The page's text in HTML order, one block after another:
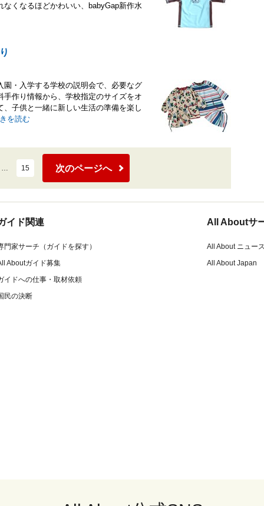
くなるほどかわいい、babyGap新作水
・入学する学校の説明会で、必要なグ
作り情報から、学校指定のサイズをオ
子供と一緒に新しい生活の準備を楽し
を読む
… 15 次のページへ
イド関連
門家サーチ（ガイドを探す）
Aboutガイド募集
イドへの仕事・取材依頼
民の決断
All Aboutサ
All About ニュー
All About Japan